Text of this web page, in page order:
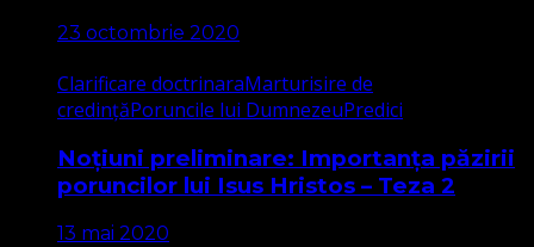
23 octombrie 2020
Clarificare doctrinaraMarturisire de
credințăPoruncile lui DumnezeuPredici
Noțiuni preliminare: Importanța păzirii
poruncilor lui Isus Hristos – Teza 2
13 mai 2020